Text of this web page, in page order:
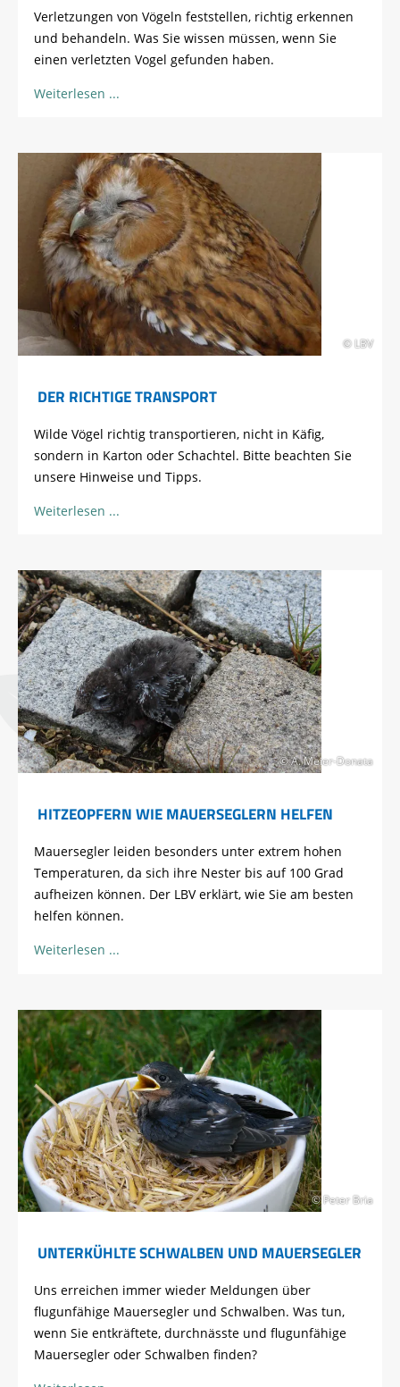
Verletzungen von Vögeln feststellen, richtig erkennen
und behandeln. Was Sie wissen müssen, wenn Sie
einen verletzten Vogel gefunden haben.
Weiterlesen
© LBV
DER RICHTIGE TRANSPORT
Wilde Vögel richtig transportieren, nicht in Käfig,
sondern in Karton oder Schachtel. Bitte beachten Sie
unsere Hinweise und Tipps.
Weiterlesen
© A. Meier-Donata
HITZEOPFERN WIE MAUERSEGLERN HELFEN
Mauersegler leiden besonders unter extrem hohen
Temperaturen, da sich ihre Nester bis auf 100 Grad
aufheizen können. Der LBV erklärt, wie Sie am besten
helfen können.
Weiterlesen
© Peter Bria
UNTERKÜHLTE SCHWALBEN UND MAUERSEGLER
Uns erreichen immer wieder Meldungen über
flugunfähige Mauersegler und Schwalben. Was tun,
wenn Sie entkräftete, durchnässte und flugunfähige
Mauersegler oder Schwalben finden?